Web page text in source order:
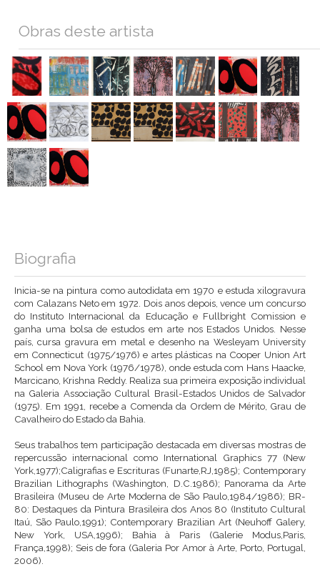
Obras deste artista
Biografia
Inicia-se na pintura como autodidata em 1970 e estuda xilogravura
com Calazans Neto em 1972. Dois anos depois, vence um concurso
do Instituto Internacional da Educação e Fullbright Comission e
ganha uma bolsa de estudos em arte nos Estados Unidos. Nesse
país, cursa gravura em metal e desenho na Wesleyam University
em Connecticut (1975/1976) e artes plásticas na Cooper Union Art
School em Nova York (1976/1978), onde estuda com Hans Haacke,
Marcicano, Krishna Reddy. Realiza sua primeira exposição individual
na Galeria Associação Cultural Brasil-Estados Unidos de Salvador
(1975). Em 1991, recebe a Comenda da Ordem de Mérito, Grau de
Cavalheiro do Estado da Bahia.
Seus trabalhos tem participação destacada em diversas mostras de
repercussão internacional como International Graphics 77 (New
York,1977);Caligrafias e Escrituras (Funarte,RJ,1985); Contemporary
Brazilian Lithographs (Washington, D.C.1986); Panorama da Arte
Brasileira (Museu de Arte Moderna de São Paulo,1984/1986); BR-
80: Destaques da Pintura Brasileira dos Anos 80 (Instituto Cultural
Itaú, São Paulo,1991); Contemporary Brazilian Art (Neuhoff Galery,
New York, USA,1996); Bahia à Paris (Galerie Modus,Paris,
França,1998); Seis de fora (Galeria Por Amor à Arte, Porto, Portugal,
2006).